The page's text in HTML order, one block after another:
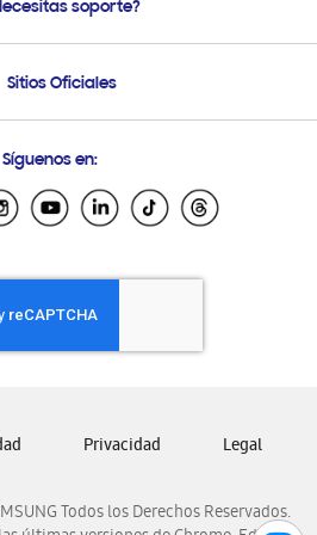
Soporte
de Compra
soporte?
vía eMail
Sitios Oficiales
Ecuador
El Salvador
Honduras
Nicaragua
Panamá
Venezuela
Síguenos en:
Todos los Derechos Reservados.
Privacidad Legal